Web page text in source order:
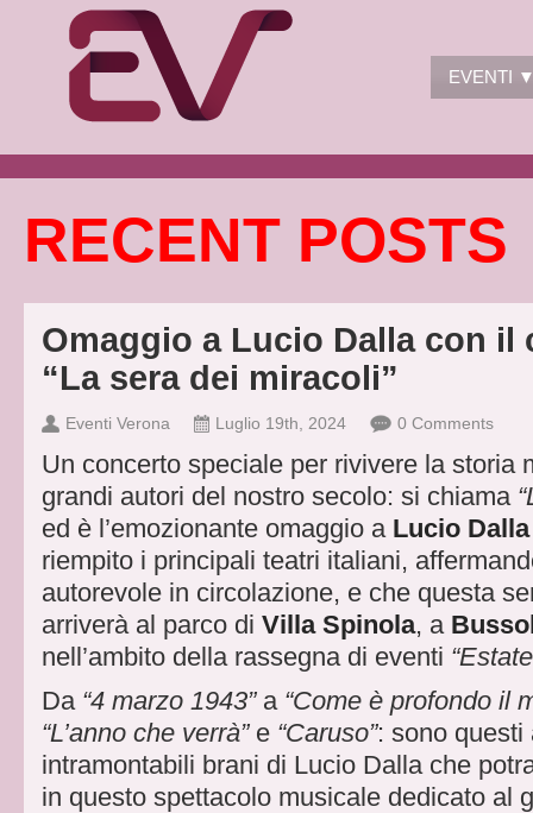
EVENTI
RECENT POSTS
Omaggio a Lucio Dalla con
“La sera dei miracoli”
Eventi Verona Luglio 19th, 2024 0 Comments
Un concerto speciale per rivivere la storia
grandi autori del nostro secolo: si chiama
ed è l’emozionante omaggio a Lucio Dalla
riempito i principali teatri italiani,
autorevole in circolazione, e che questa
arriverà al parco di Villa Spinola, a
nell’ambito della rassegna di eventi
Da “4 marzo 1943”a “Come è profondo il
“L’anno che verrà”e “Caruso”: sono questi
intramontabili brani di Lucio Dalla che
in questo spettacolo musicale dedicato al